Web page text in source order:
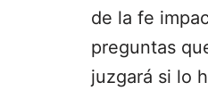
de la fe
preguntas
juzgará si lo